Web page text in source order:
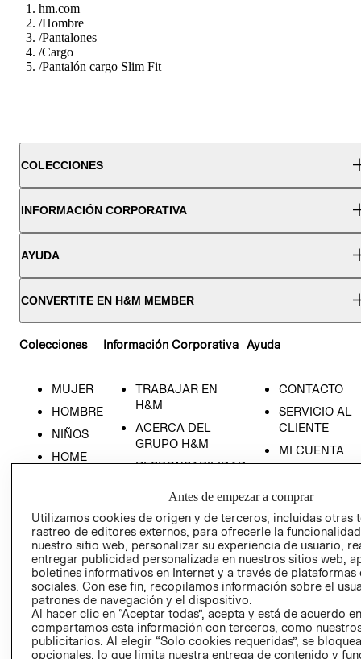
hm.com
/Hombre
/Pantalones
/Cargo
/Pantalón cargo Slim Fit
COLECCIONES
INFORMACIÓN CORPORATIVA
AYUDA
CONVERTITE EN H&M MEMBER
Colecciones
MUJER
HOMBRE
NIÑOS
HOME
Información Corporativa
TRABAJAR EN
H&M
ACERCA DEL
GRUPO H&M
RESPONSABILIDAD
PRENSA
RELACIÓN CON
INVERSIONISTAS
POLÍTICA
EMPRESARIAL
Ayuda
CONTACTO
SERVICIO AL
CLIENTE
MI CUENTA
- RETIRO EN
TIENDA
TÉRMINOS Y
CONDICIONES
PRIVACIDAD
GIFT CARD
Antes de empezar a comprar
Utilizamos cookies de origen y de terceros, incluidas otras
rastreo de editores externos, para ofrecerle la
nuestro sitio web, personalizar su experiencia de usuario,
entregar publicidad personalizada en nuestros sitios web,
boletines informativos en Internet y a través de plataformas
sociales. Con ese fin, recopilamos información sobre el
patrones de navegación y el dispositivo.
Al hacer clic en “Aceptar todas”, acepta y está de acuerdo
compartamos esta información con terceros, como
publicitarios. Al elegir “Solo cookies requeridas”, se
opcionales, lo que limita nuestra entrega de contenido y